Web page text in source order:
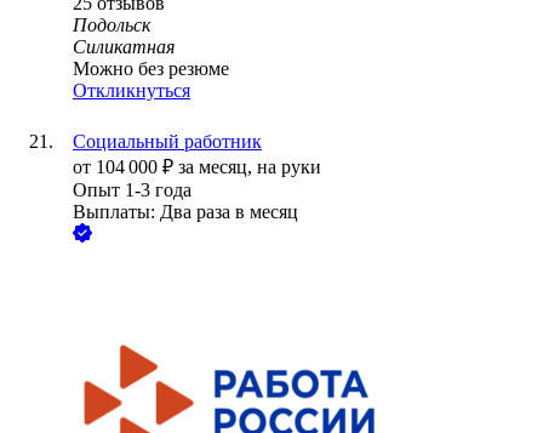
Подольск
Силикатная
Можно без резюме
Откликнуться
Социальный работник
от 104 000 ₽ за месяц, на руки
Опыт 1-3 года
Выплаты: Два раза в месяц